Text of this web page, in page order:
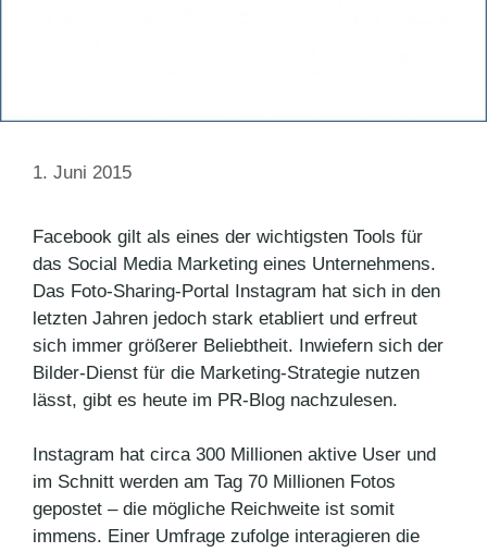
1. Juni 2015
Facebook gilt als eines der wichtigsten Tools für
das Social Media Marketing eines Unternehmens.
Das Foto-Sharing-Portal Instagram hat sich in den
letzten Jahren jedoch stark etabliert und erfreut
sich immer größerer Beliebtheit. Inwiefern sich der
Bilder-Dienst für die Marketing-Strategie nutzen
lässt, gibt es heute im PR-Blog nachzulesen.
Instagram hat circa 300 Millionen aktive User und
im Schnitt werden am Tag 70 Millionen Fotos
gepostet – die mögliche Reichweite ist somit
immens. Einer Umfrage zufolge interagieren die